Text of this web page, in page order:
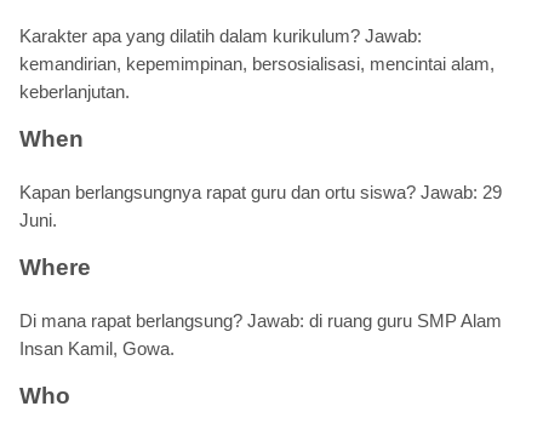
Karakter apa yang dilatih dalam kurikulum? Jawab:
kemandirian, kepemimpinan, bersosialisasi, mencintai alam,
keberlanjutan.
When
Kapan berlangsungnya rapat guru dan ortu siswa? Jawab: 29
Juni.
Where
Di mana rapat berlangsung? Jawab: di ruang guru SMP Alam
Insan Kamil, Gowa.
Who